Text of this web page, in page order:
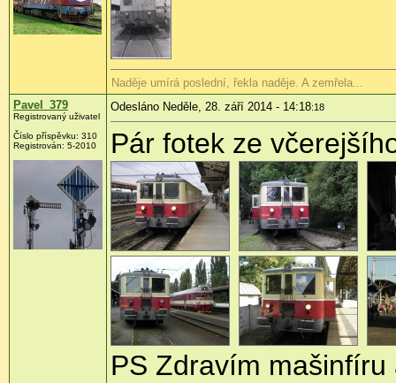
Naděje umírá poslední, řekla naděje. A zemřela...
Pavel_379
Registrovaný uživatel
Číslo příspěvku: 310
Registrován: 5-2010
Odesláno Neděle, 28. září 2014 - 14:18:18
Pár fotek ze
PS Zdravím